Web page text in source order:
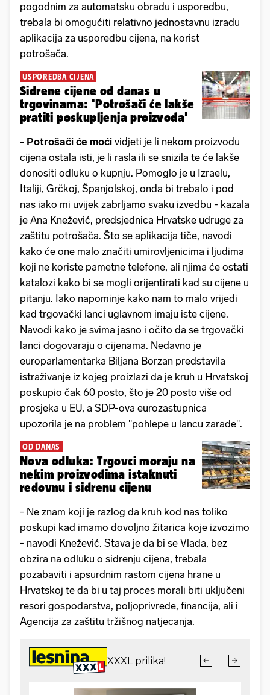
pogodnim za automatsku obradu i usporedbu,
trebala bi omogućiti relativno jednostavnu izradu
aplikacija za usporedbu cijena, na korist
potrošača.
USPOREDBA CIJENA
Sidrene cijene od danas u
trgovinama: 'Potrošači će lakše
pratiti poskupljenja proizvoda'
- Potrošači će moći vidjeti je li nekom proizvodu
cijena ostala isti, je li rasla ili se snizila te će lakše
donositi odluku o kupnju. Pomoglo je u Izraelu,
Italiji, Grčkoj, Španjolskoj, onda bi trebalo i pod
nas iako mi uvijek zabrljamo svaku izvedbu - kazala
je Ana Knežević, predsjednica Hrvatske udruge za
zaštitu potrošača. Što se aplikacija tiče, navodi
kako će one malo značiti umirovljenicima i ljudima
koji ne koriste pametne telefone, ali njima će ostati
katalozi kako bi se mogli orijentirati kad su cijene u
pitanju. Iako napominje kako nam to malo vrijedi
kad trgovački lanci uglavnom imaju iste cijene.
Navodi kako je svima jasno i očito da se trgovački
lanci dogovaraju o cijenama. Nedavno je
europarlamentarka Biljana Borzan predstavila
istraživanje iz kojeg proizlazi da je kruh u Hrvatskoj
poskupio čak 60 posto, što je 20 posto više od
prosjeka u EU, a SDP-ova eurozastupnica
upozorila je na problem "pohlepe u lancu zarade".
OD DANAS
Nova odluka: Trgovci moraju na
nekim proizvodima istaknuti
redovnu i sidrenu cijenu
- Ne znam koji je razlog da kruh kod nas toliko
poskupi kad imamo dovoljno žitarica koje izvozimo
- navodi Knežević. Stava je da bi se Vlada, bez
obzira na odluku o sidrenju cijena, trebala
pozabaviti i apsurdnim rastom cijena hrane u
Hrvatskoj te da bi u taj proces morali biti uključeni
resori gospodarstva, poljoprivrede, financija, ali i
Agencija za zaštitu tržišnog natjecanja.